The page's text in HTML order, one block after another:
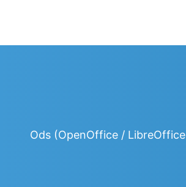
Ods (OpenOffice / LibreOffice